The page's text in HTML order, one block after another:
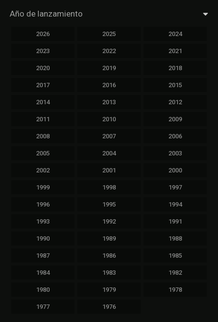
Año de lanzamiento
2026 2025 2024
2023 2022 2021
2020 2019 2018
2017 2016 2015
2014 2013 2012
2011 2010 2009
2008 2007 2006
2005 2004 2003
2002 2001 2000
1999 1998 1997
1996 1995 1994
1993 1992 1991
1990 1989 1988
1987 1986 1985
1984 1983 1982
1980 1979 1978
1977 1976